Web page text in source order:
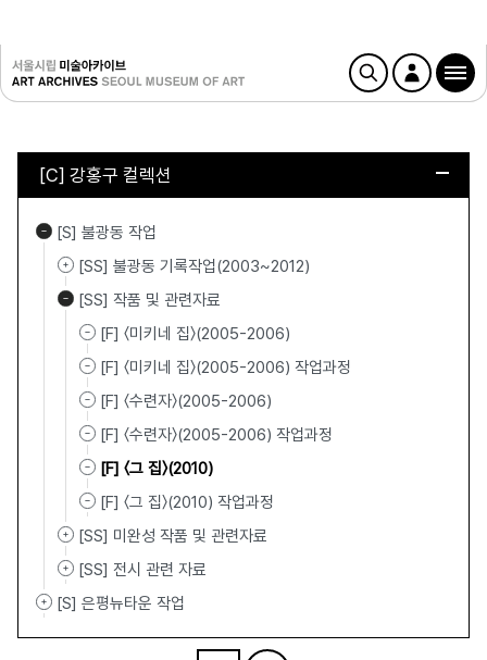
[C] 강홍구 컬렉션
[S] 불광동 작업
[SS] 불광동 기록작업(2003~2012)
[SS] 작품 및 관련자료
[F] 〈미키네 집〉(2005-2006)
[F] 〈미키네 집〉(2005-2006) 작업과정
[F] 〈수련자〉(2005-2006)
[F] 〈수련자〉(2005-2006) 작업과정
[F] 〈그 집〉(2010)
[F] 〈그 집〉(2010) 작업과정
[SS] 미완성 작품 및 관련자료
[SS] 전시 관련 자료
[S] 은평뉴타운 작업